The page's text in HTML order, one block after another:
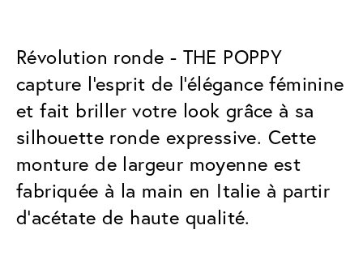
Révolution ronde - THE POPPY
capture l'esprit de l'élégance féminine
et fait briller votre look grâce à sa
silhouette ronde expressive. Cette
monture de largeur moyenne est
fabriquée à la main en Italie à partir
d'acétate de haute qualité.